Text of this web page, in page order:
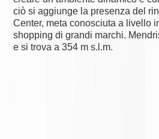
ciò si aggiunge la presenza del
Center, meta conosciuta a livello
shopping di grandi marchi.
e si trova a 354 m s.l.m.